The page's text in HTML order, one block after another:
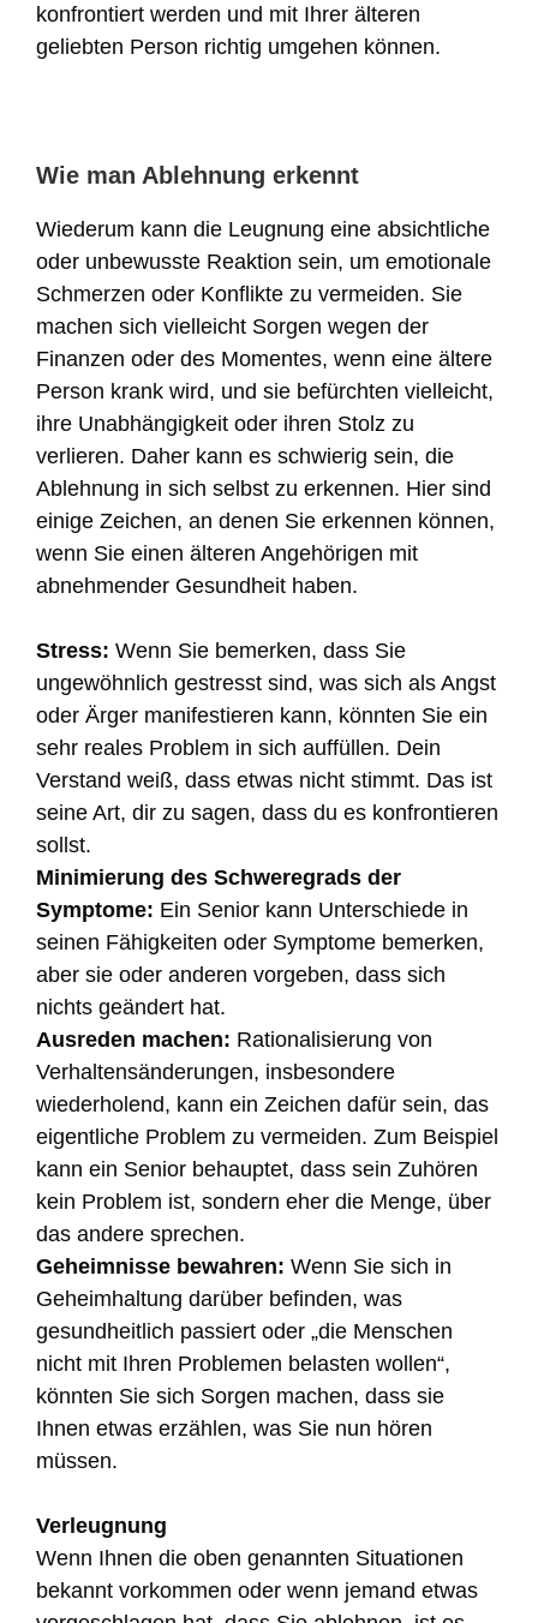
konfrontiert werden und mit Ihrer älteren
geliebten Person richtig umgehen können.
Wie man Ablehnung erkennt
Wiederum kann die Leugnung eine absichtliche
oder unbewusste Reaktion sein, um emotionale
Schmerzen oder Konflikte zu vermeiden. Sie
machen sich vielleicht Sorgen wegen der
Finanzen oder des Momentes, wenn eine ältere
Person krank wird, und sie befürchten vielleicht,
ihre Unabhängigkeit oder ihren Stolz zu
verlieren. Daher kann es schwierig sein, die
Ablehnung in sich selbst zu erkennen. Hier sind
einige Zeichen, an denen Sie erkennen können,
wenn Sie einen älteren Angehörigen mit
abnehmender Gesundheit haben.
Stress: Wenn Sie bemerken, dass Sie
ungewöhnlich gestresst sind, was sich als Angst
oder Ärger manifestieren kann, könnten Sie ein
sehr reales Problem in sich auffüllen. Dein
Verstand weiß, dass etwas nicht stimmt. Das ist
seine Art, dir zu sagen, dass du es konfrontieren
sollst.
Minimierung des Schweregrads der
Symptome: Ein Senior kann Unterschiede in
seinen Fähigkeiten oder Symptome bemerken,
aber sie oder anderen vorgeben, dass sich
nichts geändert hat.
Ausreden machen: Rationalisierung von
Verhaltensänderungen, insbesondere
wiederholend, kann ein Zeichen dafür sein, das
eigentliche Problem zu vermeiden. Zum Beispiel
kann ein Senior behauptet, dass sein Zuhören
kein Problem ist, sondern eher die Menge, über
das andere sprechen.
Geheimnisse bewahren: Wenn Sie sich in
Geheimhaltung darüber befinden, was
gesundheitlich passiert oder „die Menschen
nicht mit Ihren Problemen belasten wollen“,
könnten Sie sich Sorgen machen, dass sie
Ihnen etwas erzählen, was Sie nun hören
müssen.
Verleugnung
Wenn Ihnen die oben genannten Situationen
bekannt vorkommen oder wenn jemand etwas